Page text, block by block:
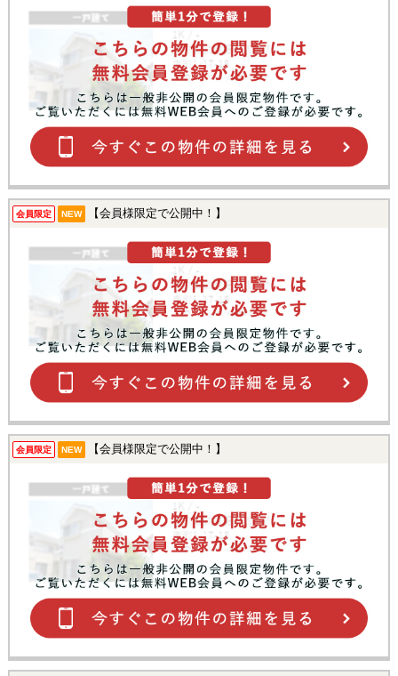
会員限定 NEW 【会員様限定で公開中！】
会員限定 NEW 【会員様限定で公開中！】